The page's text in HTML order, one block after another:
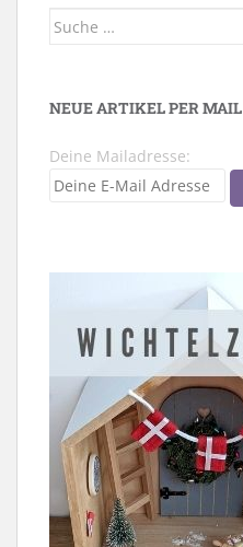
Suche
NEUE ARTIKEL PER MAIL
Deine Mailadresse: